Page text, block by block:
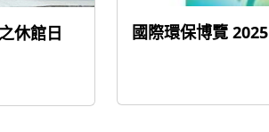
休館日 國際環保博覽 2025